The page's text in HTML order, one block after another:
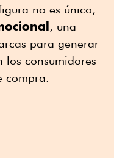
no es único,
, una
para generar
los consumidores
compra.